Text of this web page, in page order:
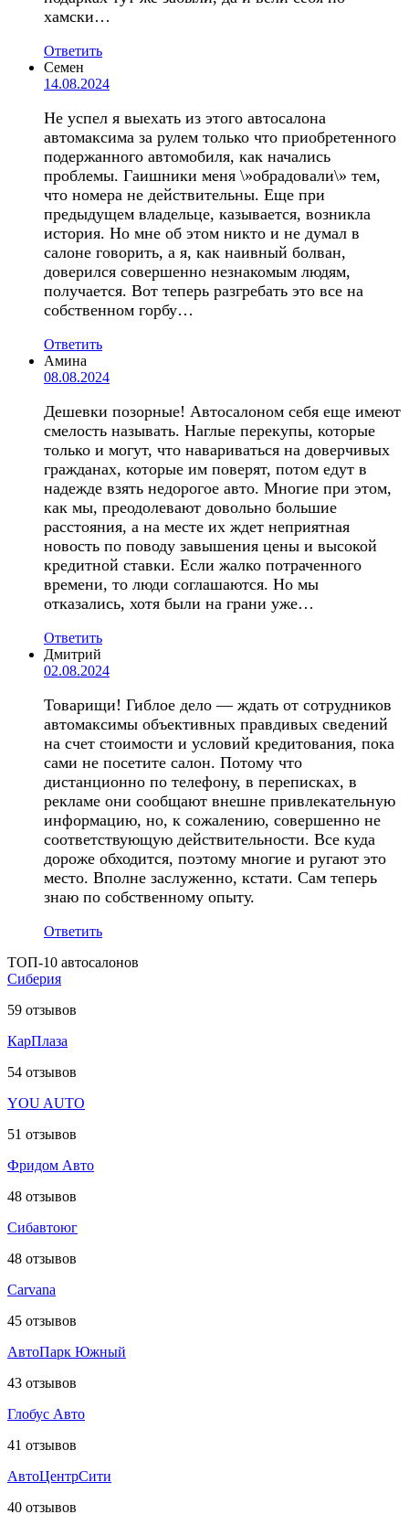
хамски…
Ответить
Семен
14.08.2024
Не успел я выехать из этого автосалона
автомаксима за рулем только что приобретенного
подержанного автомобиля, как начались
проблемы. Гаишники меня \»обрадовали\» тем,
что номера не действительны. Еще при
предыдущем владельце, казывается, возникла
история. Но мне об этом никто и не думал в
салоне говорить, а я, как наивный болван,
доверился совершенно незнакомым людям,
получается. Вот теперь разгребать это все на
собственном горбу…
Ответить
Амина
08.08.2024
Дешевки позорные! Автосалоном себя еще имеют
смелость называть. Наглые перекупы, которые
только и могут, что навариваться на доверчивых
гражданах, которые им поверят, потом едут в
надежде взять недорогое авто. Многие при этом,
как мы, преодолевают довольно большие
расстояния, а на месте их ждет неприятная
новость по поводу завышения цены и высокой
кредитной ставки. Если жалко потраченного
времени, то люди соглашаются. Но мы
отказались, хотя были на грани уже…
Ответить
Дмитрий
02.08.2024
Товарищи! Гиблое дело — ждать от сотрудников
автомаксимы объективных правдивых сведений
на счет стоимости и условий кредитования, пока
сами не посетите салон. Потому что
дистанционно по телефону, в переписках, в
рекламе они сообщают внешне привлекательную
информацию, но, к сожалению, совершенно не
соответствующую действительности. Все куда
дороже обходится, поэтому многие и ругают это
место. Вполне заслуженно, кстати. Сам теперь
знаю по собственному опыту.
Ответить
ТОП-10 автосалонов
Сиберия
59 отзывов
КарПлаза
54 отзывов
YOU AUTO
51 отзывов
Фридом Авто
48 отзывов
Сибавтоюг
48 отзывов
Carvana
45 отзывов
АвтоПарк Южный
43 отзывов
Глобус Авто
41 отзывов
АвтоЦентрСити
40 отзывов